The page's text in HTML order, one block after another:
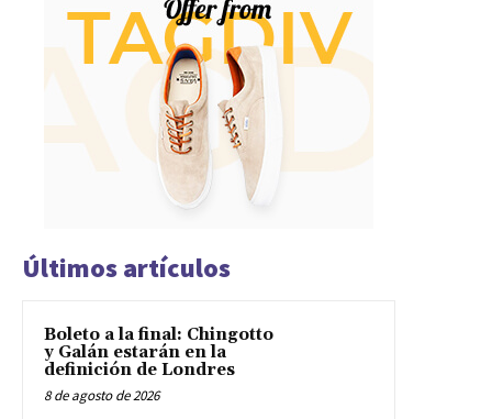
Últimos artículos
Boleto a la final: Chingotto
y Galán estarán en la
definición de Londres
8 de agosto de 2026